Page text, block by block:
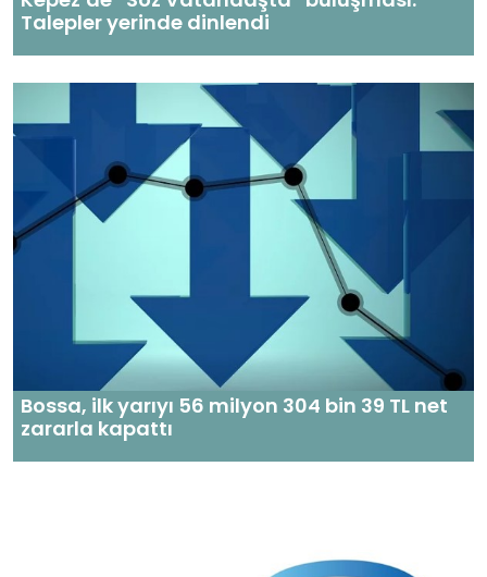
Talepler yerinde dinlendi
Bossa, ilk yarıyı 56 milyon 304 bin 39 TL net
zararla kapattı